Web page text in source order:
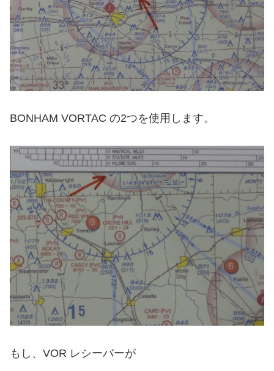
BONHAM VORTAC の2つを使用します。
もし、VOR レシーバーが